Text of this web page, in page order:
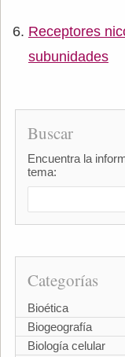
Receptores
subunidades
Buscar
Encuentra la
tema:
Categorías
Bioética
Biogeografía
Biología celular